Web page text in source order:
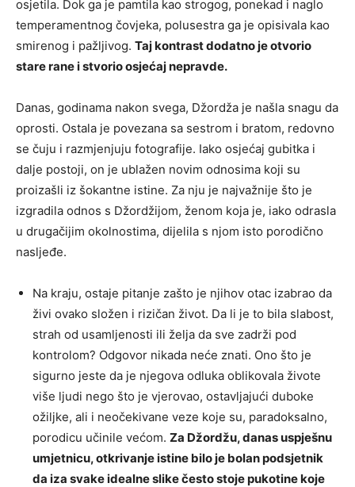
osjetila. Dok ga je pamtila kao strogog, ponekad i naglo
temperamentnog čovjeka, polusestra ga je opisivala kao
smirenog i pažljivog. Taj kontrast dodatno je otvorio
stare rane i stvorio osjećaj nepravde.
Danas, godinama nakon svega, Džordža je našla snagu da
oprosti. Ostala je povezana sa sestrom i bratom, redovno
se čuju i razmjenjuju fotografije. Iako osjećaj gubitka i
dalje postoji, on je ublažen novim odnosima koji su
proizašli iz šokantne istine. Za nju je najvažnije što je
izgradila odnos s Džordžijom, ženom koja je, iako odrasla
u drugačijim okolnostima, dijelila s njom isto porodično
nasljeđe.
Na kraju, ostaje pitanje zašto je njihov otac izabrao da
živi ovako složen i rizičan život. Da li je to bila slabost,
strah od usamljenosti ili želja da sve zadrži pod
kontrolom? Odgovor nikada neće znati. Ono što je
sigurno jeste da je njegova odluka oblikovala živote
više ljudi nego što je vjerovao, ostavljajući duboke
ožiljke, ali i neočekivane veze koje su, paradoksalno,
porodicu učinile većom. Za Džordžu, danas uspješnu
umjetnicu, otkrivanje istine bilo je bolan podsjetnik
da iza svake idealne slike često stoje pukotine koje